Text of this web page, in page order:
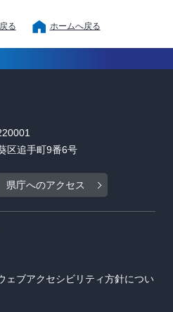
る ホームへ戻る
区追手町9番6号
県庁へのアクセス
ェブアクセシビリティ方針につい